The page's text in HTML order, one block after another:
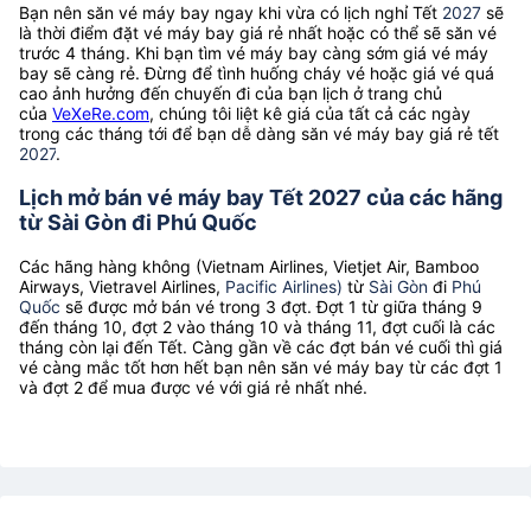
Bạn nên săn vé máy bay ngay khi vừa có lịch nghỉ Tết 2027 sẽ
là thời điểm đặt vé máy bay giá rẻ nhất hoặc có thể sẽ săn vé
trước 4 tháng. Khi bạn tìm vé máy bay càng sớm giá vé máy
bay sẽ càng rẻ. Đừng để tình huống cháy vé hoặc giá vé quá
cao ảnh hưởng đến chuyến đi của bạn lịch ở trang chủ
của VeXeRe.com, chúng tôi liệt kê giá của tất cả các ngày
trong các tháng tới để bạn dễ dàng săn vé máy bay giá rẻ tết
2027.
Lịch mở bán vé máy bay Tết 2027 của các hãng
từ Sài Gòn đi Phú Quốc
Các hãng hàng không (Vietnam Airlines, Vietjet Air, Bamboo
Airways, Vietravel Airlines, Pacific Airlines) từ Sài Gòn đi Phú
Quốc sẽ được mở bán vé trong 3 đợt. Đợt 1 từ giữa tháng 9
đến tháng 10, đợt 2 vào tháng 10 và tháng 11, đợt cuối là các
tháng còn lại đến Tết. Càng gần về các đợt bán vé cuối thì giá
vé càng mắc tốt hơn hết bạn nên săn vé máy bay từ các đợt 1
và đợt 2 để mua được vé với giá rẻ nhất nhé.